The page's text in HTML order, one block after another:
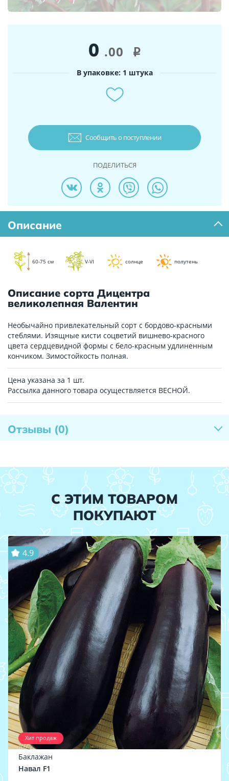
0 .00 i
В упаковке: 1 штука
Сообщить о поступлении
ПОДЕЛИТЬСЯ
Описание
60-75 см V-VI солнце полутень
Описание сорта Дицентра
великолепная Валентин
Необычайно привлекательный сорт с бордово-красными
стеблями. Изящные кисти соцветий вишнево-красного
цвета сердцевидной формы с бело-красным удлиненным
кончиком. Зимостойкость полная.
Цена указана за 1 шт.
Рассылка данного товара осуществляется ВЕСНОЙ.
Отзывы (0)
С ЭТИМ ТОВАРОМ
ПОКУПАЮТ
Хит продаж
4.9
Баклажан
Навал F1